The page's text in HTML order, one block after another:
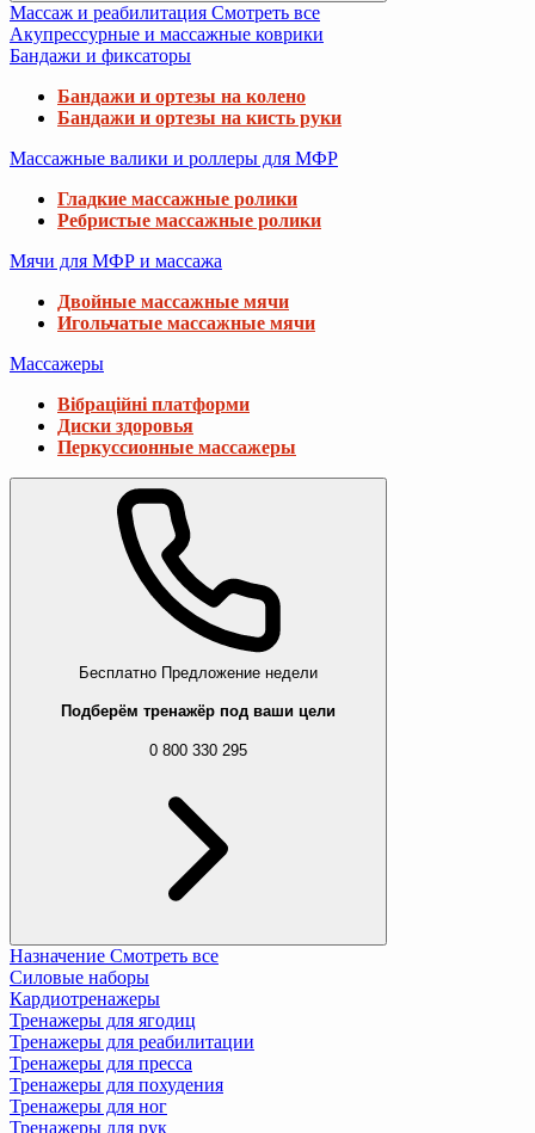
Массаж и реабилитация Смотреть все
Акупрессурные и массажные коврики
Бандажи и фиксаторы
Бандажи и ортезы на колено
Бандажи и ортезы на кисть руки
Массажные валики и роллеры для МФР
Гладкие массажные ролики
Ребристые массажные ролики
Мячи для МФР и массажа
Двойные массажные мячи
Игольчатые массажные мячи
Массажеры
Вібраційні платформи
Диски здоровья
Перкуссионные массажеры
Бесплатно Предложение недели
Подберём тренажёр под ваши цели
0 800 330 295
Назначение Смотреть все
Силовые наборы
Кардиотренажеры
Тренажеры для ягодиц
Тренажеры для реабилитации
Тренажеры для пресса
Тренажеры для похудения
Тренажеры для ног
Тренажеры для рук